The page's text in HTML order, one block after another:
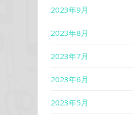
2023年9月
2023年8月
2023年7月
2023年6月
2023年5月